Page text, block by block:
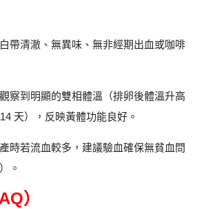
白帶清澈、無異味、無非經期出血或咖啡
觀察到明顯的雙相體溫（排卵後體溫升高
天），反映黃體功能良好。
時若流血較多，建議驗血確保無貧血問
。
）